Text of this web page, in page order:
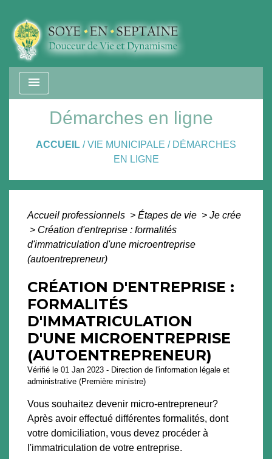
menu
Démarches en ligne
ACCUEIL /VIE MUNICIPALE / DÉMARCHES
EN LIGNE
Accueil professionnels > Étapes de vie > Je crée
> Création d'entreprise : formalités
d'immatriculation d'une microentreprise
(autoentrepreneur)
CRÉATION D'ENTREPRISE :
FORMALITÉS
D'IMMATRICULATION
D'UNE MICROENTREPRISE
(AUTOENTREPRENEUR)
Vérifié le 01 Jan 2023 - Direction de l'information légale et
administrative (Première ministre)
Vous souhaitez devenir micro-entrepreneur?
Après avoir effectué différentes formalités, dont
votre domiciliation, vous devez procéder à
l'immatriculation de votre entreprise.